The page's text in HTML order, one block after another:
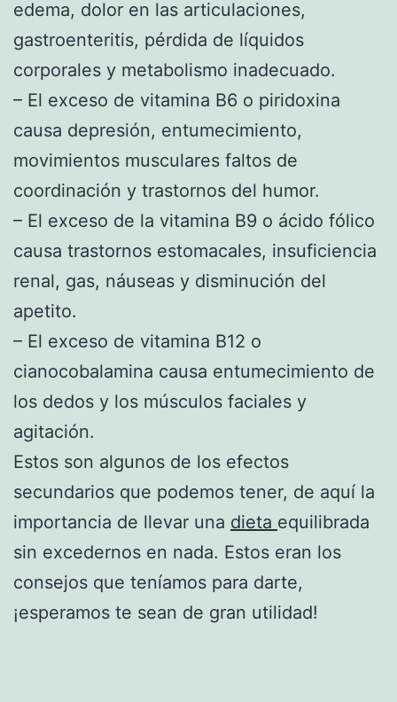
edema, dolor en las articulaciones,
gastroenteritis, pérdida de líquidos
corporales y metabolismo inadecuado.
– El exceso de vitamina B6 o piridoxina
causa depresión, entumecimiento,
movimientos musculares faltos de
coordinación y trastornos del humor.
– El exceso de la vitamina B9 o ácido fólico
causa trastornos estomacales, insuficiencia
renal, gas, náuseas y disminución del
apetito.
– El exceso de vitamina B12 o
cianocobalamina causa entumecimiento de
los dedos y los músculos faciales y
agitación.
Estos son algunos de los efectos
secundarios que podemos tener, de aquí la
importancia de llevar una dieta equilibrada
sin excedernos en nada. Estos eran los
consejos que teníamos para darte,
¡esperamos te sean de gran utilidad!